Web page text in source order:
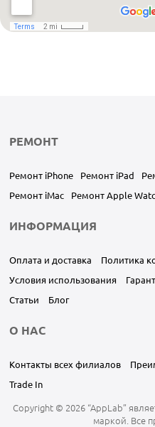
Copyright © 2026 “AppLab”
маркой. Все
РЕМОНТ
Ремонт iPhone Ремонт iPad
Ремонт iMac
Ремонт Apple
ИНФОРМАЦИЯ
Оплата и доставка
Политика
Условия использования
Статьи
Блог
О НАС
Контакты всех филиалов
Trade In